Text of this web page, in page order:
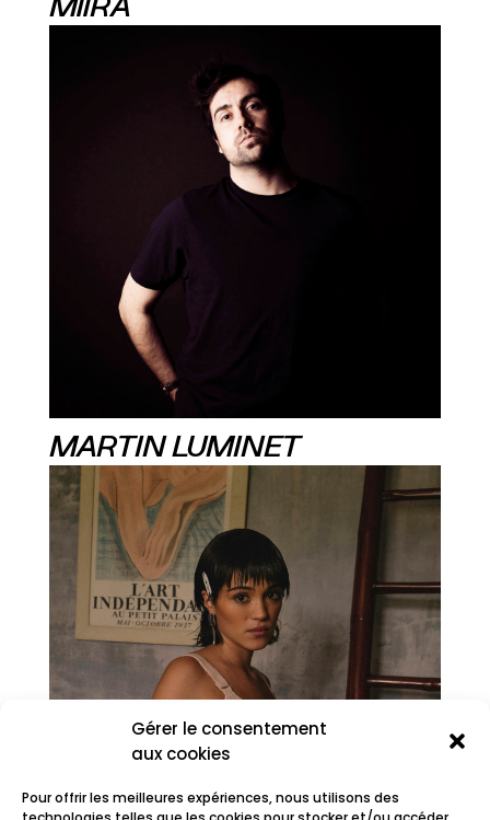
Gérer le consentement
aux cookies
Pour offrir les meilleures expériences, nous utilisons des
MARTIN LUMINET